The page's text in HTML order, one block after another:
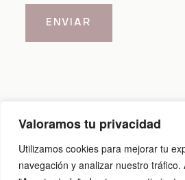
Valoramos tu privacidad
Utilizamos cookies para mejorar tu
navegación y analizar nuestro tráfico.
ENVIAR
Aviso legal|Política de cookies